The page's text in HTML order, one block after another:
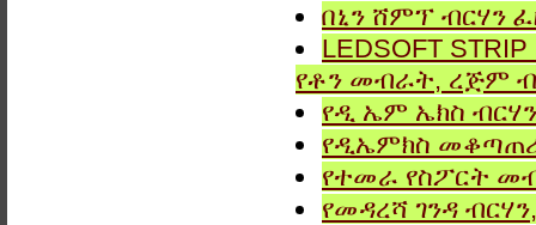
በኒን ሸምፕ ብርሃን
LEDSOFT
የቶን መብራት, ረጅም
የዲ ኤም ኤክስ
የዲኤምክስ
የተመራ የስፖርት
የመዳረሻ ገንዳ